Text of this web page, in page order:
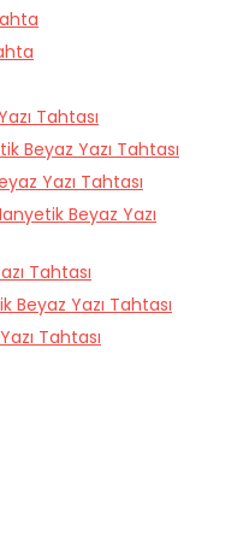
Tahtası
Beyaz Yazı Tahtası
Yazı Tahtası
Beyaz Yazı
Tahtası
Yazı Tahtası
Tahtası